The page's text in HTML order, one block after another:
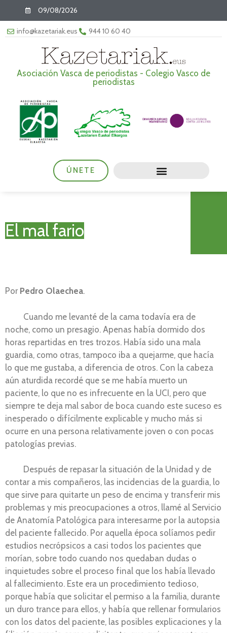
09/08/2026
info@kazetariak.eus 944 10 60 40
Asociación Vasca de periodistas - Colegio Vasco de
periodistas
ÚNETE
El mal fario
Por Pedro Olaechea.
Cuando me levanté de la cama todavía era de
noche, como un presagio. Apenas había dormido dos
horas repartidas en tres trozos. Había sido una mala
guardia, como otras, tampoco iba a quejarme, que hacía
lo que me gustaba, a diferencia de otros. Con la cabeza
aún aturdida recordé que se me había muerto un
paciente, lo que no es infrecuente en la UCI, pero que
siempre te deja mal sabor de boca cuando este suceso es
inesperado o difícilmente explicable y mucho más si
ocurre en una persona relativamente joven o con pocas
patologías previas.
Después de repasar la situación de la Unidad y de
contar a mis compañeros, las incidencias de la guardia, lo
que sirve para quitarte un peso de encima y transferir mis
problemas y mis preocupaciones a otros, llamé al Servicio
de Anatomía Patológica para interesarme por la autopsia
del paciente fallecido. Por aquella época solíamos pedir
estudios necrópsicos a casi todos los pacientes que
morían, sobre todo cuando nos quedaban dudas o
inquietudes sobre el proceso final que los había llevado
al fallecimiento. Este era un procedimiento tedioso,
porque había que solicitar el permiso a la familia, durante
un duro trance para ellos, y había que rellenar formularios
con los datos del paciente, las posibles explicaciones y la